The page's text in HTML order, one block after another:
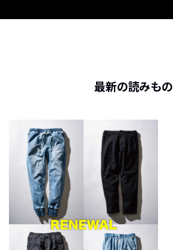
最新の読みもの